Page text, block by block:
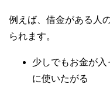
例えば、借金がある人
られます。
少しでもお金が
に使いたがる